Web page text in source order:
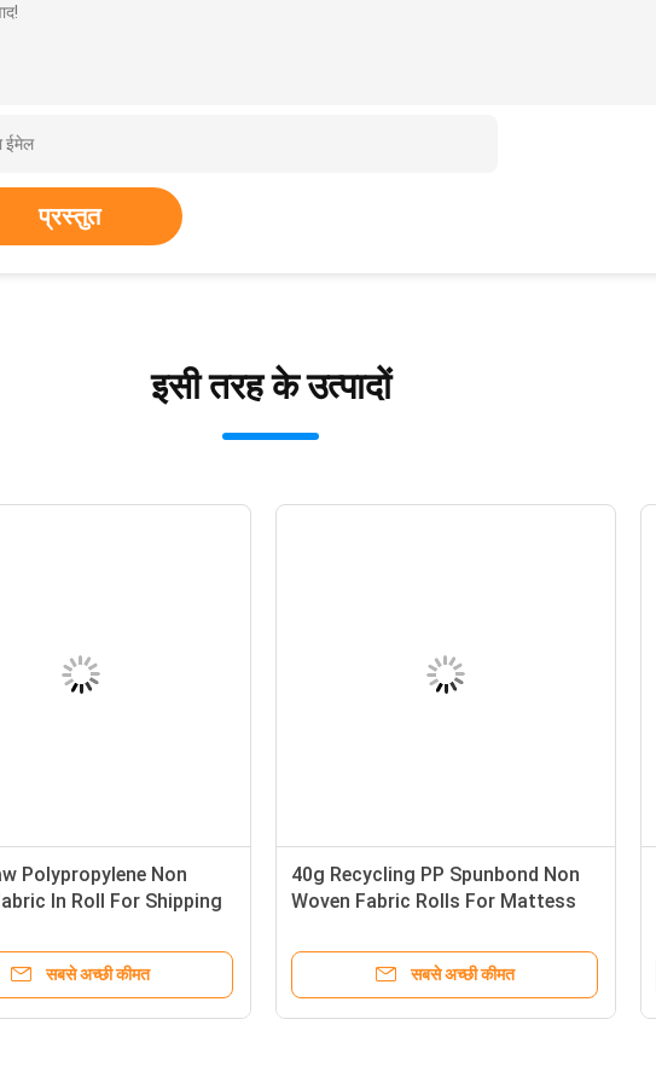
प्रस्तुत
इसी तरह के उत्पादों
Polypropylene Non
In Roll For Shipping
सबसे अच्छी कीमत
40g Recycling PP Spunbond Non
Woven Fabric Rolls For Mattess
सबसे अच्छी कीमत